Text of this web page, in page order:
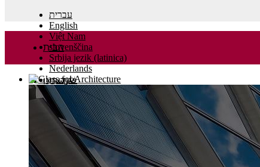
עברית
English
Việt Nam
slovenščina
Srbija jezik (latinica)
Nederlands
فارسی
bosanski
Malti
Ελληνικά
عربي
Italiano
הבית
אודותינו
מוצרים
זכוכית סולארית